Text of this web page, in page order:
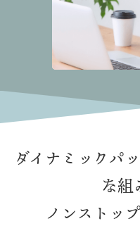
ダイナミックパ
な組
ノンストッ